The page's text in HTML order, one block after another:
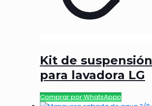
Kit de suspensión
para lavadora LG
Comprar por WhatsAppp